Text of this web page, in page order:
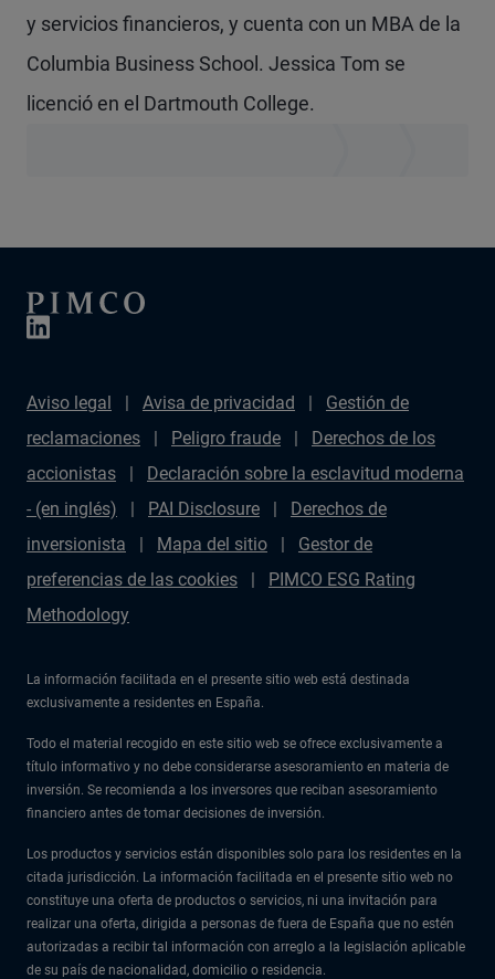
y servicios financieros, y cuenta con un MBA de la
Columbia Business School. Jessica Tom se
licenció en el Dartmouth College.
Aviso legal Avisa de privacidad
Gestión de
reclamaciones
Peligro fraude
Derechos de los
accionistas
Declaración sobre la esclavitud moderna
- (en inglés)
PAI Disclosure
Derechos de
inversionista
Mapa del sitio
Gestor de
preferencias de las cookies
PIMCO ESG Rating
Methodology
La información facilitada en el presente sitio web está destinada
exclusivamente a residentes en España.
Todo el material recogido en este sitio web se ofrece exclusivamente a
título informativo y no debe considerarse asesoramiento en materia de
inversión. Se recomienda a los inversores que reciban asesoramiento
financiero antes de tomar decisiones de inversión.
Los productos y servicios están disponibles solo para los residentes en la
citada jurisdicción. La información facilitada en el presente sitio web no
constituye una oferta de productos o servicios, ni una invitación para
realizar una oferta, dirigida a personas de fuera de España que no estén
autorizadas a recibir tal información con arreglo a la legislación aplicable
de su país de nacionalidad, domicilio o residencia.